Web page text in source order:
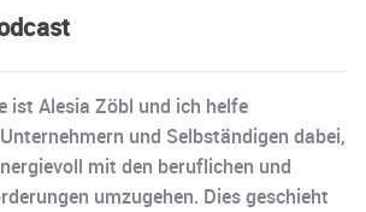
ist Alesia Zöbl und ich helfe
und Selbständigen dabei,
mit den beruflichen und
umzugehen. Dies geschieht